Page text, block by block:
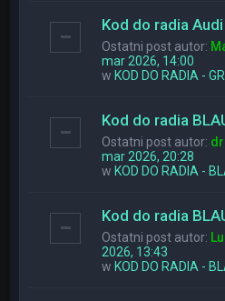
Kod do radia Audi
Ostatni post autor:
mar 2026, 14:00
w KOD DO RADIA -
Kod do radia
Ostatni post autor:
mar 2026, 20:28
w KOD DO RADIA -
Kod do radia
Ostatni post autor:
2026, 13:43
w KOD DO RADIA -